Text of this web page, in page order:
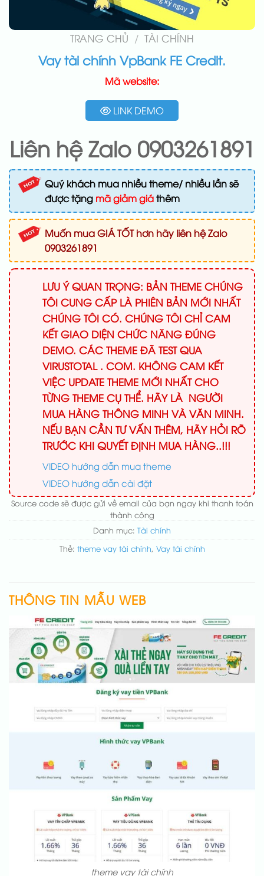
TRANG CHỦ / TÀI CHÍNH
Vay tài chính VpBank FE Credit.
Mã website:
LINK DEMO
Liên hệ Zalo 0903261891
Quý khách mua nhiều theme/ nhiều lần sẽ
được tặng mã giảm giáthêm
Muốn mua GIÁ TỐT hơn hãy liên hệ Zalo
0903261891
LƯU Ý QUAN TRỌNG: BẢN THEME CHÚNG
TÔI CUNG CẤP LÀ PHIÊN BẢN MỚI NHẤT
CHÚNG TÔI CÓ. CHÚNG TÔI CHỈ CAM
KẾT GIAO DIỆN CHỨC NĂNG ĐÚNG
DEMO. CÁC THEME ĐÃ TEST QUA
VIRUSTOTAL . COM. KHÔNG CAM KẾT
VIỆC UPDATE THEME MỚI NHẤT CHO
TỪNG THEME CỤ THỂ. HÃY LÀ NGƯỜI
MUA HÀNG THÔNG MINH VÀ VĂN MINH.
NẾU BẠN CẦN TƯ VẤN THÊM, HÃY HỎI RÕ
TRƯỚC KHI QUYẾT ĐỊNH MUA HÀNG..!!!
VIDEO hướng dẫn mua theme
VIDEO hướng dẫn cài đặt
Source code sẽ được gửi về email của bạn ngay khi thanh toán
thành công
Danh mục: Tài chính
Thẻ: theme vay tài chính, Vay tài chính
THÔNG TIN MẪU WEB
theme vay tài chính